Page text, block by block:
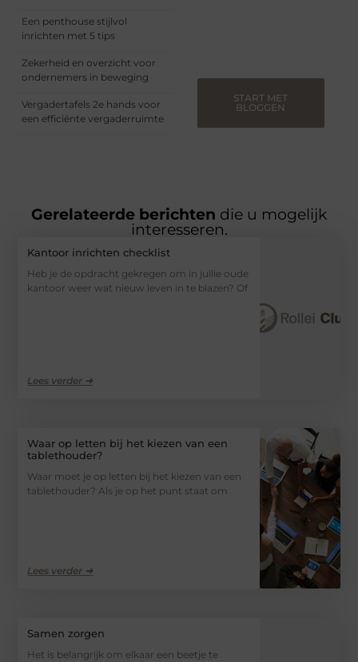
Een penthouse stijlvol
inrichten met 5 tips
Zekerheid en overzicht voor
ondernemers in beweging
Vergadertafels 2e hands voor
een efficiënte vergaderruimte
START MET
BLOGGEN
Gerelateerde berichten die u mogelijk
interesseren.
Kantoor inrichten checklist
Heb je de opdracht gekregen om in jullie oude
kantoor weer wat nieuw leven in te blazen? Of
Lees verder ➜
Waar op letten bij het kiezen van een
tablethouder?
Waar moet je op letten bij het kiezen van een
tablethouder? Als je op het punt staat om
Lees verder ➜
Samen zorgen
Het is belangrijk om elkaar een beetje te